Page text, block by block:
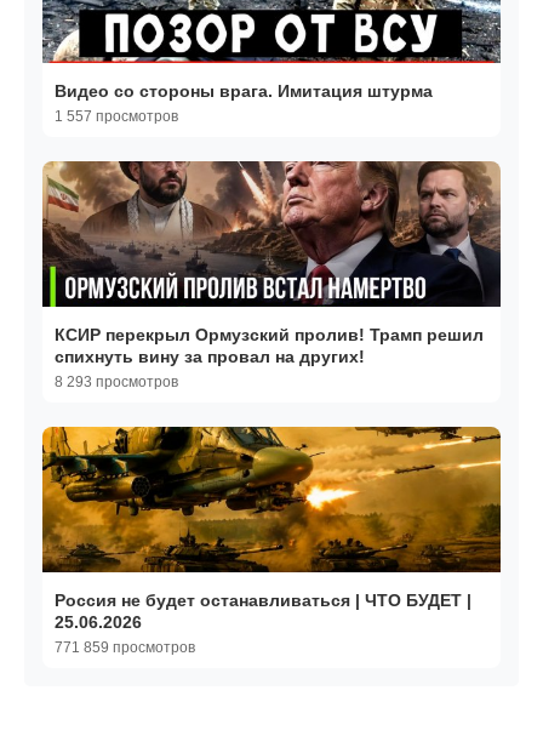
Видео со стороны врага. Имитация штурма
1 557 просмотров
КСИР перекрыл Ормузский пролив! Трамп решил
спихнуть вину за провал на других!
8 293 просмотров
Россия не будет останавливаться | ЧТО БУДЕТ |
25.06.2026
771 859 просмотров